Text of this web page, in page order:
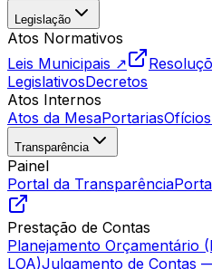
Legislação
Atos Normativos
Leis Municipais ↗
LegislativosDecretos
Atos Internos
Atos da MesaPortariasOfícios
Transparência
Painel
Portal da Transparência
Prestação de Contas
Planejamento Orçamentário
LOA)Julgamento de Contas